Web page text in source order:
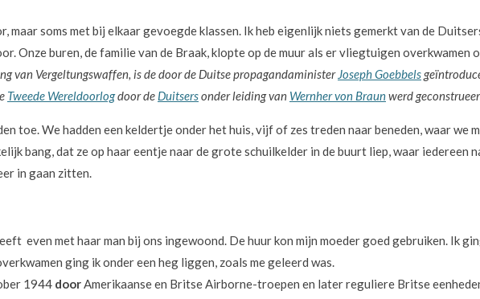
maar soms met bij elkaar gevoegde klassen. Ik heb eigenlijk niets gemerkt van de
Onze buren, de familie van de Braak, klopte op de muur als er vliegtuigen overkwamen
van Vergeltungswaffen, is de door de Duitse propagandaminister Joseph Goebbels
Tweede Wereldoorlogdoor de Duitsersonder leiding van Wernher von Braunwerd
toe. We hadden een keldertje onder het huis, vijf of zes treden naar beneden, waar we
bang, dat ze op haar eentje naar de grote schuilkelder in de buurt liep, waar iedereen
in gaan zitten.
even met haar man bij ons ingewoond. De huur kon mijn moeder goed gebruiken. Ik
ging ik onder een heg liggen, zoals me geleerd was.
1944 doorAmerikaanse en Britse Airborne-troepen en later reguliere Britse